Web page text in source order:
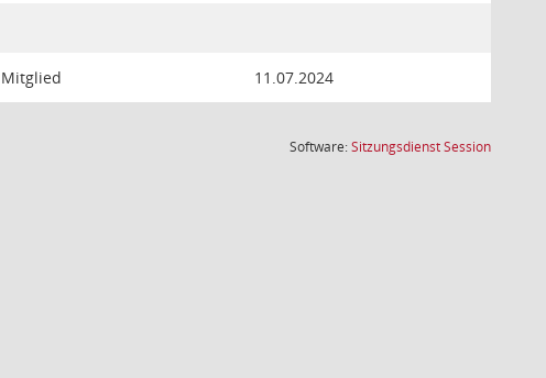
Mitglied 11.07.2024
Software:SitzungsdienstSession(Wird in